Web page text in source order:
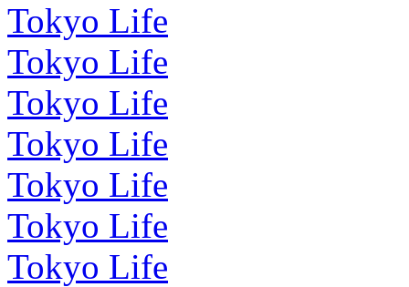
Tokyo Life
Tokyo Life
Tokyo Life
Tokyo Life
Tokyo Life
Tokyo Life
Tokyo Life